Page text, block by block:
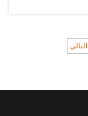
التالي